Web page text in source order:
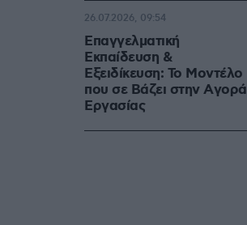
Επαγγελματική
Εκπαίδευση &
Εξειδίκευση: Το Mοντέλο
που σε Bάζει στην Aγορά
Eργασίας
26.07.2026, 09:54